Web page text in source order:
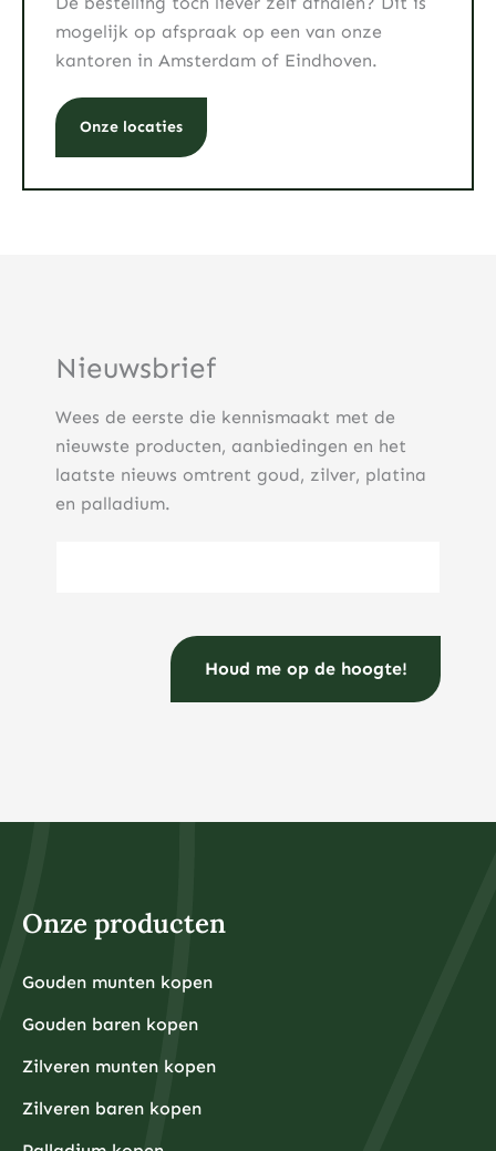
mogelijk op afspraak op een van onze
kantoren in Amsterdam of Eindhoven.
Onze locaties
Nieuwsbrief
Wees de eerste die kennismaakt met de
nieuwste producten, aanbiedingen en het
laatste nieuws omtrent goud, zilver, platina
en palladium.
Onze producten
Gouden munten kopen
Gouden baren kopen
Zilveren munten kopen
Zilveren baren kopen